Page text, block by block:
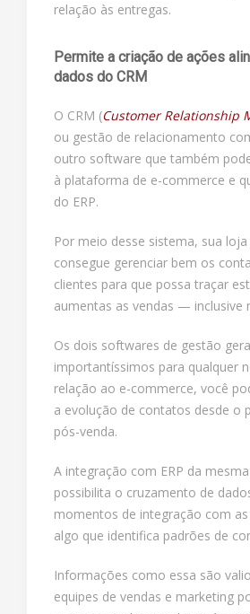
relação às entregas.
Permite a criação de ações
dados do CRM
O CRM (Customer Relationship
ou gestão de relacionamento
outro software que também
à plataforma de e-commerce e
do ERP.
Por meio desse sistema, sua
consegue gerenciar bem os
clientes para que possa traçar
aumentas as vendas — inclusive
Os dois softwares de gestão
importantíssimos para qualquer
relação ao e-commerce, você
a evolução de contatos desde o
pós-venda.
A integração com ERP da
possibilita o cruzamento de
momentos de integração com
algo que identifica padrões de
Informações como essa são
equipes de vendas e marketing